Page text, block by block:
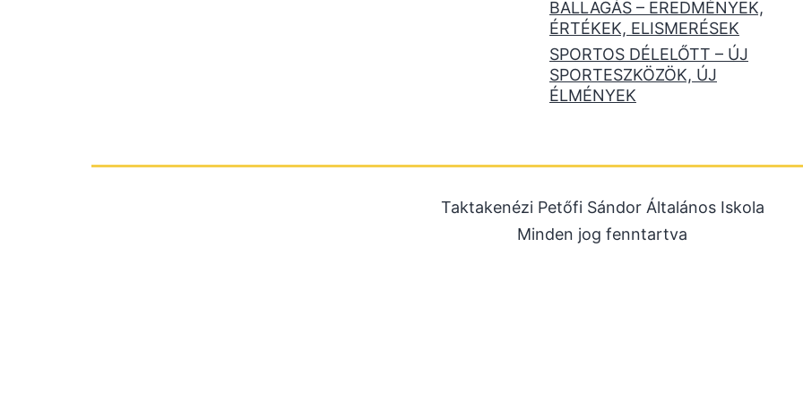
BALLAGÁS – EREDMÉNYEK,
ÉRTÉKEK, ELISMERÉSEK
SPORTOS DÉLELŐTT – ÚJ
SPORTESZKÖZÖK, ÚJ
ÉLMÉNYEK
Taktakenézi Petőfi Sándor Általános Iskola
Minden jog fenntartva